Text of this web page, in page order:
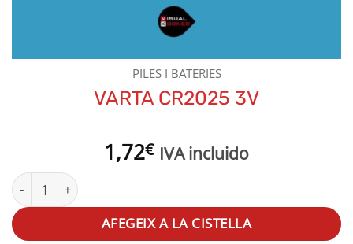
PILES I BATERIES
VARTA CR2025 3V
1,72€ IVA incluido
quantitat de VARTA CR2025 3V
AFEGEIX A LA CISTELLA